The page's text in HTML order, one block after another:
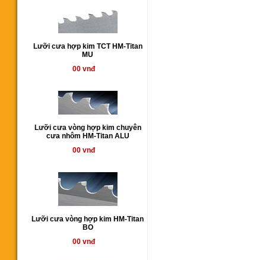
Lưỡi cưa hợp kim TCT HM-Titan
MU
00 vnđ
Lưỡi cưa vòng hợp kim chuyên
cưa nhôm HM-Titan ALU
00 vnđ
Lưỡi cưa vòng hợp kim HM-Titan
BO
00 vnđ